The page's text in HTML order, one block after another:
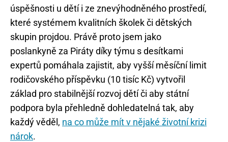
úspěšnosti u dětí i ze znevýhodněného prostředí,
které systémem kvalitních školek či dětských
skupin projdou. Právě proto jsem jako
poslankyně za Piráty díky týmu s desítkami
expertů pomáhala zajistit, aby vyšší měsíční limit
rodičovského příspěvku (10 tisíc Kč) vytvořil
základ pro stabilnější rozvoj dětí či aby státní
podpora byla přehledně dohledatelná tak, aby
každý věděl, na co může mít v nějaké životní krizi
nárok.